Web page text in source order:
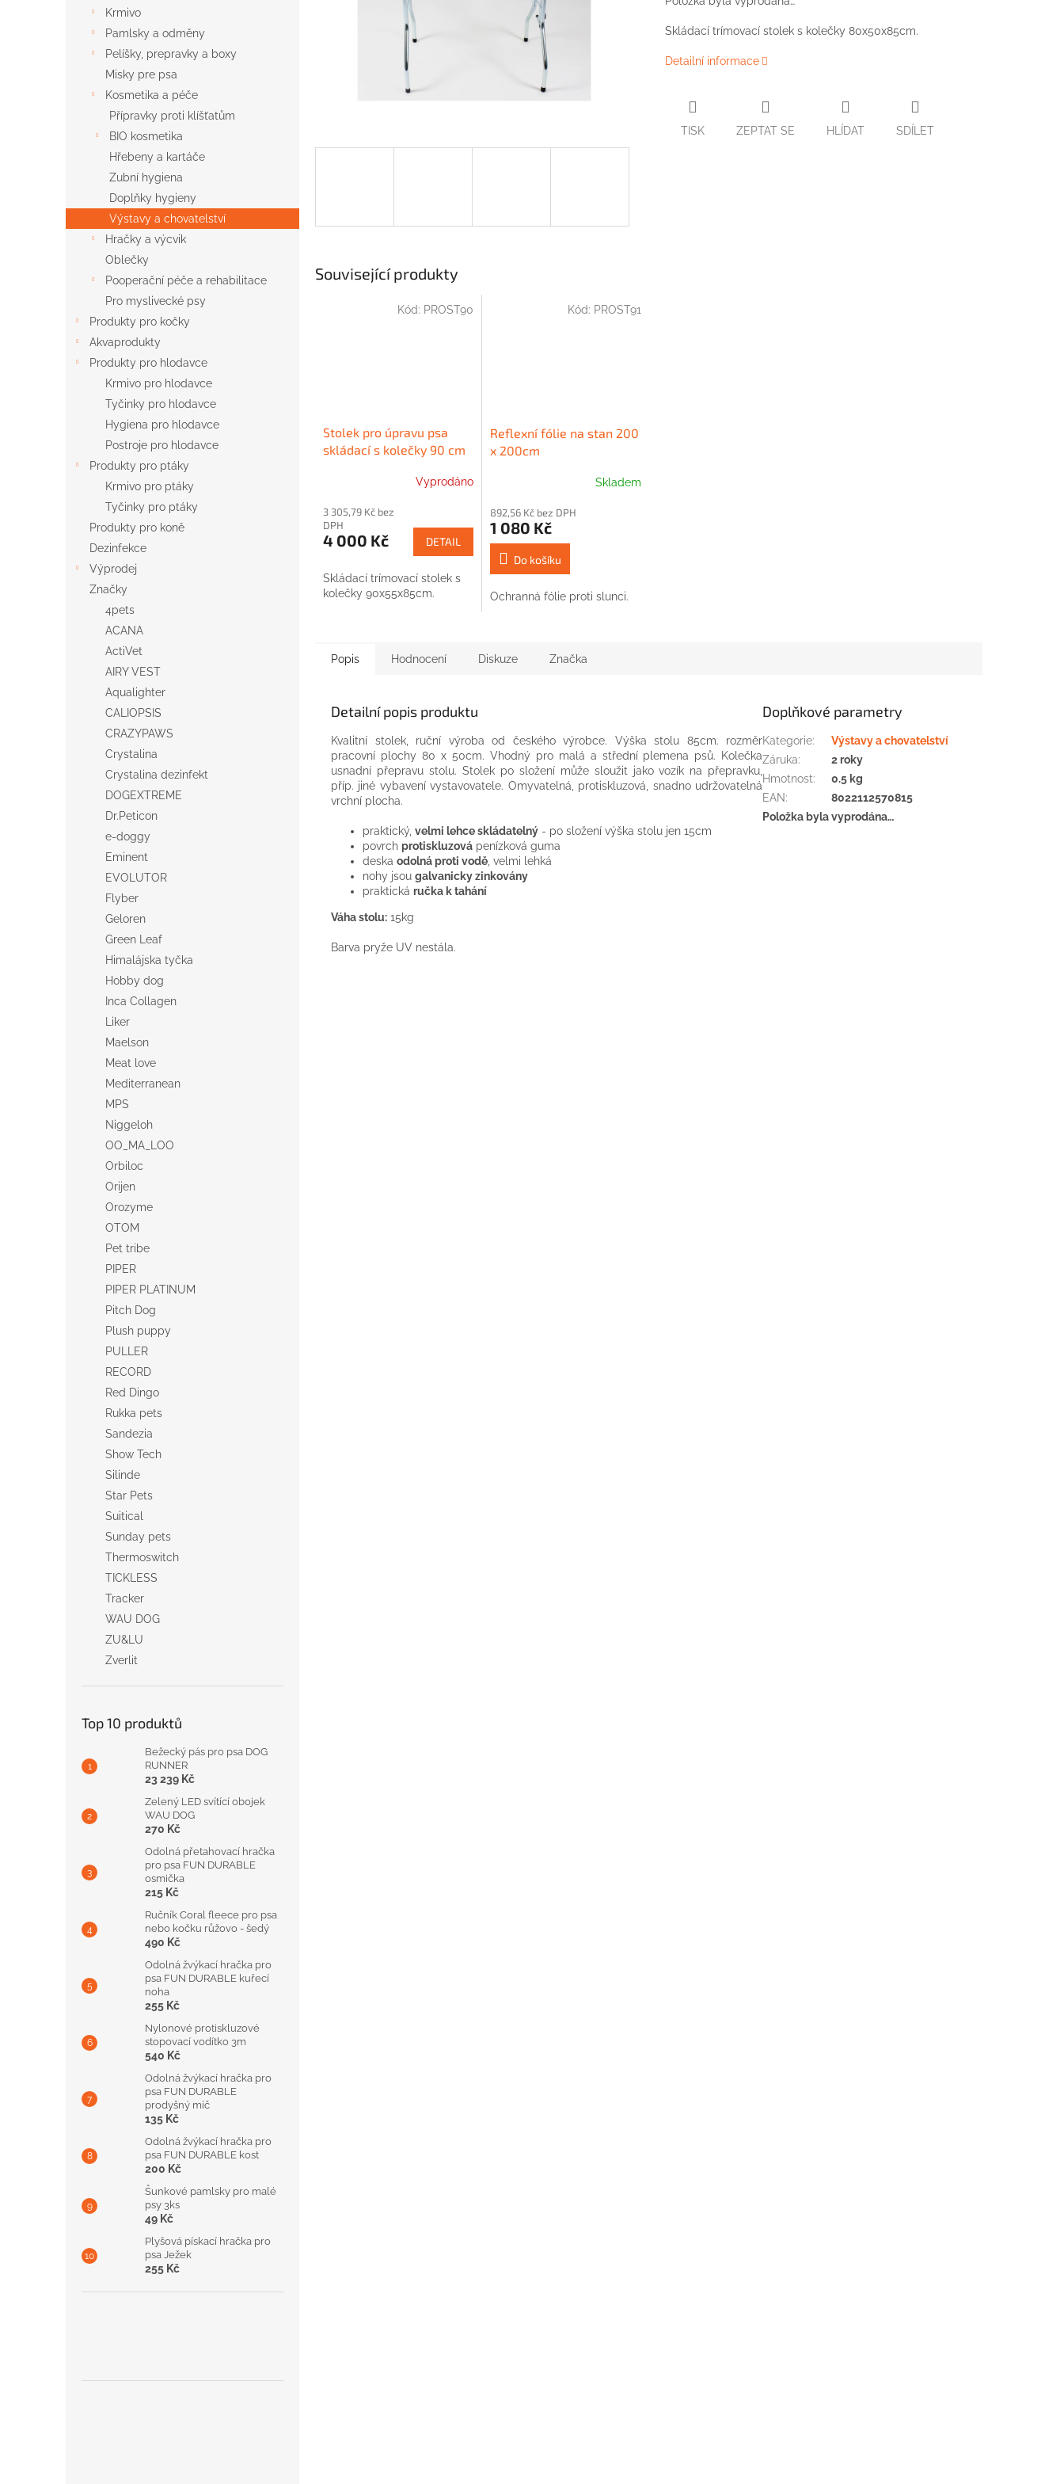
Krmivo
Pamlsky a odměny
Pelíšky, prepravky a boxy
Misky pre psa
Kosmetika a péče
Přípravky proti klíšťatům
BIO kosmetika
Hřebeny a kartáče
Zubní hygiena
Doplňky hygieny
Výstavy a chovatelství
Hračky a výcvik
Oblečky
Pooperační péče a rehabilitace
Pro myslivecké psy
Produkty pro kočky
Akvaprodukty
Produkty pro hlodavce
Krmivo pro hlodavce
Tyčinky pro hlodavce
Hygiena pro hlodavce
Postroje pro hlodavce
Produkty pro ptáky
Krmivo pro ptáky
Tyčinky pro ptáky
Produkty pro koně
Dezinfekce
Výprodej
Značky
4pets
ACANA
ActiVet
AIRY VEST
Aqualighter
CALIOPSIS
CRAZYPAWS
Crystalina
Crystalina dezinfekt
DOGEXTREME
Dr.Peticon
e-doggy
Eminent
EVOLUTOR
Flyber
Geloren
Green Leaf
Himalájska tyčka
Hobby dog
Inca Collagen
Liker
Maelson
Meat love
Mediterranean
MPS
Niggeloh
OO_MA_LOO
Orbiloc
Orijen
Orozyme
OTOM
Pet tribe
PIPER
PIPER PLATINUM
Pitch Dog
Plush puppy
PULLER
RECORD
Red Dingo
Rukka pets
Sandezia
Show Tech
Silinde
Star Pets
Suitical
Sunday pets
Thermoswitch
TICKLESS
Tracker
WAU DOG
ZU&LU
Zverlit
Top 10 produktů
Bežecký pás pro psa DOG
RUNNER
23 239 Kč
Zelený LED svítící obojek
WAU DOG
270 Kč
Odolná přetahovací hračka
pro psa FUN DURABLE
osmička
215 Kč
Ručník Coral fleece pro psa
nebo kočku růžovo - šedý
490 Kč
Odolná žvýkací hračka pro
psa FUN DURABLE kuřecí
noha
255 Kč
Nylonové protiskluzové
stopovací vodítko 3m
540 Kč
Odolná žvýkací hračka pro
psa FUN DURABLE
prodyšný míč
135 Kč
Odolná žvýkací hračka pro
psa FUN DURABLE kost
200 Kč
Šunkové pamlsky pro malé
psy 3ks
49 Kč
Plyšová pískací hračka pro
psa Ježek
255 Kč
Skládací trímovací stolek s kolečky 80x50x85cm.
Detailní informace
TISK ZEPTAT SE HLÍDAT SDÍLET
Související produkty
Stolek pro úpravu psa
skládací s kolečky 90 cm
Vyprodáno
3 305,79 Kč bez
DPH
4 000 Kč DETAIL
Skládací trímovací stolek s
kolečky 90x55x85cm.
Kód: PROST90
Reflexní fólie na stan 200
x 200cm
Skladem
892,56 Kč bez DPH
1 080 Kč
Do košíku
Ochranná fólie proti slunci.
Kód: PROST91
Popis Hodnocení Diskuze Značka
Detailní popis produktu
Kvalitní stolek, ruční výroba od českého výrobce. Výška stolu 85cm. rozměr
pracovní plochy 80 x 50cm. Vhodný pro malá a střední plemena psů. Kolečka
usnadní přepravu stolu. Stolek po složení může sloužit jako vozík na přepravku,
příp. jiné vybavení vystavovatele. Omyvatelná, protiskluzová, snadno udržovatelná
vrchní plocha.
praktický, velmi lehce skládatelný - po složení výška stolu jen 15cm
povrch protiskluzová penízková guma
deska odolná proti vodě , velmi lehká
nohy jsou galvanicky zinkovány
praktická ručka k tahání
Váha stolu: 15kg
Barva pryže UV nestála.
Doplňkové parametry
Kategorie:
Výstavy a chovatelství
Záruka:
2 roky
Hmotnost:
0.5 kg
EAN:
8022112570815
Položka byla vyprodána…